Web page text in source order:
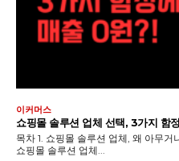
이커머스
쇼핑몰 솔루션 업체 선택, 3가지 함
목차 1. 쇼핑몰 솔루션 업체, 왜 아무거나 고르면 안 될까요? 2. 99%가 모르는
쇼핑몰 솔루션 업체...